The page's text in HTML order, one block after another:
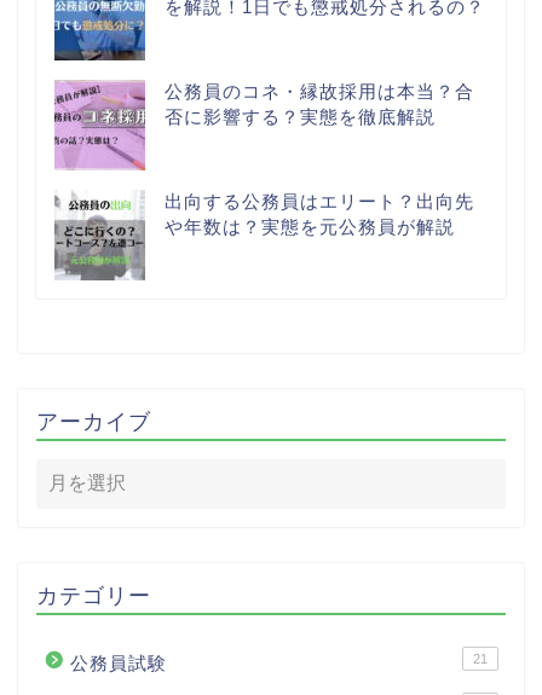
を解説！1日でも懲戒処分されるの？
公務員のコネ・縁故採用は本当？合
否に影響する？実態を徹底解説
出向する公務員はエリート？出向先
や年数は？実態を元公務員が解説
アーカイブ
カテゴリー
公務員試験 21